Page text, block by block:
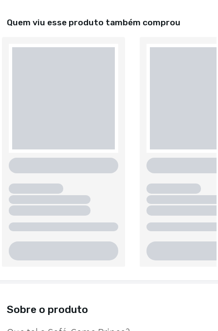
Quem viu esse produto também comprou
Sobre o produto